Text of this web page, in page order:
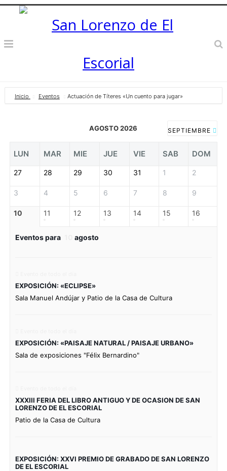
Inicio Eventos Actuación de Títeres «Un cuento para jugar»
AGOSTO 2026 SEPTIEMBRE
LUN MAR MIE JUE VIE SAB DOM
27 28 29 30 31 1 2
3 4 5 6 7 8 9
10 11 12 13 14 15 16
Eventos para agosto
EXPOSICIÓN: «ECLIPSE»
Sala Manuel Andújar y Patio de la Casa de Cultura
EXPOSICIÓN: «PAISAJE NATURAL / PAISAJE URBANO»
Sala de exposiciones "Félix Bernardino"
XXXIII FERIA DEL LIBRO ANTIGUO Y DE OCASION DE SAN
LORENZO DE EL ESCORIAL
Patio de la Casa de Cultura
EXPOSICIÓN: XXVI PREMIO DE GRABADO DE SAN LORENZO
DE EL ESCORIAL